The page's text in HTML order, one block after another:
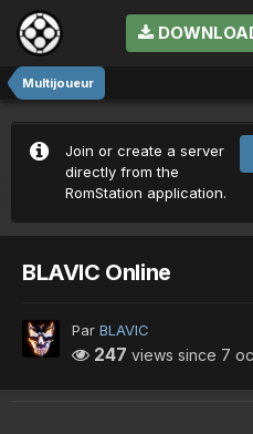
Multijoueur
Join or create a server
directly from the
RomStation application.
BLAVIC Online
Par BLAVIC
247 views since 7